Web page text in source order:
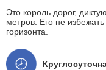
Это король дорог,
метров. Его не
горизонта.